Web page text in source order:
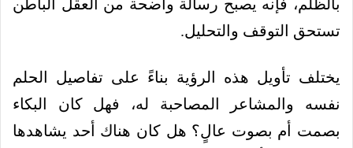
بالظلم، فإنه يصبح رسالة واضحة من العقل الباطن
تستحق التوقف والتحليل.
يختلف تأويل هذه الرؤية بناءً على تفاصيل الحلم
نفسه والمشاعر المصاحبة له، فهل كان البكاء
بصمت أم بصوت عالٍ؟ هل كان هناك أحد يشاهدها